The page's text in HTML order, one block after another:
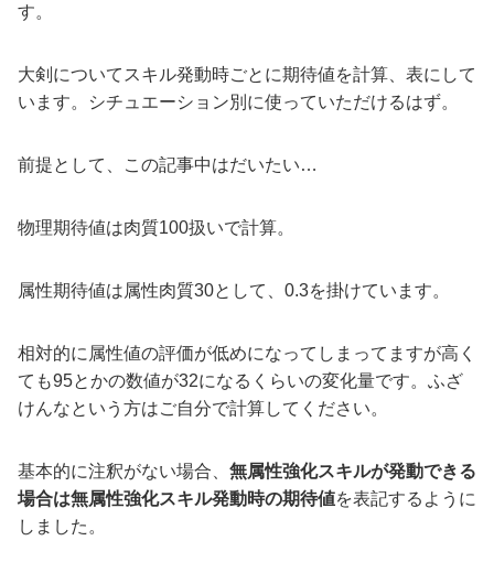
す。
大剣についてスキル発動時ごとに期待値を計算、表にして
います。シチュエーション別に使っていただけるはず。
前提として、この記事中はだいたい…
物理期待値は肉質100扱いで計算。
属性期待値は属性肉質30として、0.3を掛けています。
相対的に属性値の評価が低めになってしまってますが高く
ても95とかの数値が32になるくらいの変化量です。ふざ
けんなという方はご自分で計算してください。
基本的に注釈がない場合、 無属性強化スキルが発動できる
場合は無属性強化スキル発動時の期待値を表記するように
しました。